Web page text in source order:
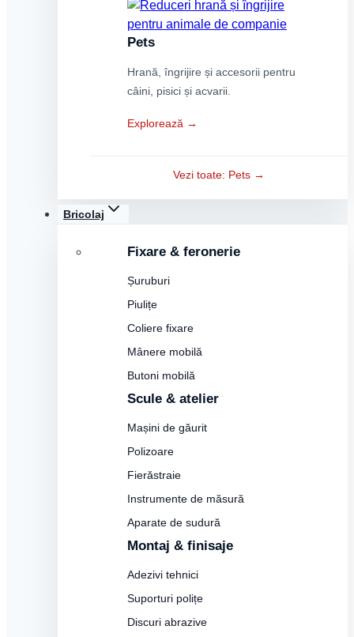
Pets
Hrană, îngrijire și accesorii pentru
câini, pisici și acvarii.
Explorează →
Vezi toate: Pets →
Bricolaj
Fixare & feronerie
Șuruburi
Piulițe
Coliere fixare
Mânere mobilă
Butoni mobilă
Scule & atelier
Mașini de găurit
Polizoare
Fierăstraie
Instrumente de măsură
Aparate de sudură
Montaj & finisaje
Adezivi tehnici
Suporturi polițe
Discuri abrazive